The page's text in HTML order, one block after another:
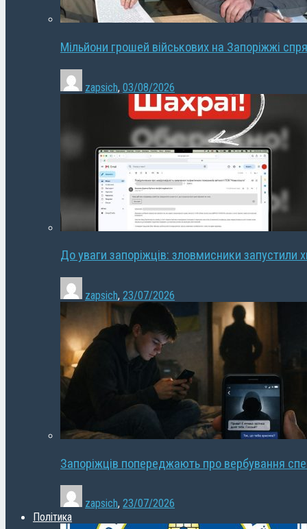
Мільйони грошей військових на Запоріжжі
zapsich, 03/08/2026
До уваги запоріжців: зловмисники запустили
zapsich, 23/07/2026
Запоріжців попереджають про вербування
zapsich, 23/07/2026
Політика